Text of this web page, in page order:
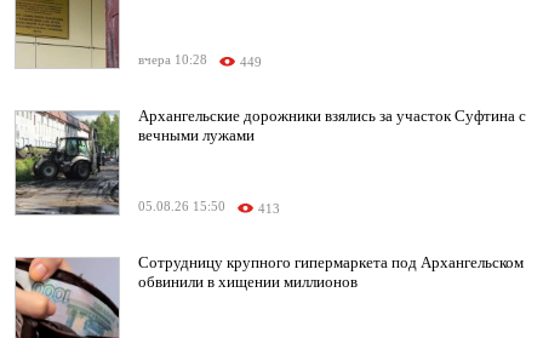
вчера 10:28 449
Архангельские дорожники взялись за участок Суфтина с
вечными лужами
05.08.26 15:50 413
Сотрудницу крупного гипермаркета под Архангельском
обвинили в хищении миллионов